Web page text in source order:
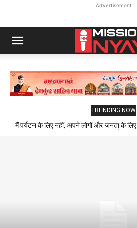
Advertisement
TRENDING NOW
मैं पर्यटन के लिए नहीं, अपने लोगों और जनता के